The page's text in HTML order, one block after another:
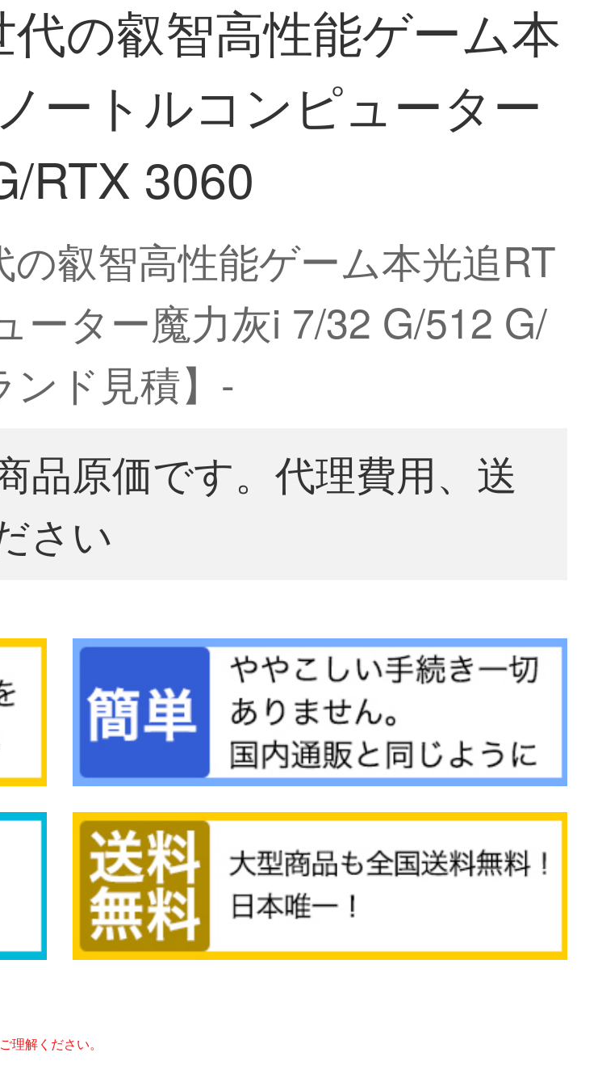
の叡智高性能ゲーム本
ートルコンピューター
RTX 3060
叡智高性能ゲーム本光追RT
ーター魔力灰i 7/32 G/512 G/
ンド見積】-
品原価です。代理費用、送
さい
解ください。